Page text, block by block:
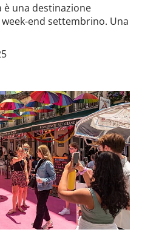
è una destinazione
end settembrino. Una